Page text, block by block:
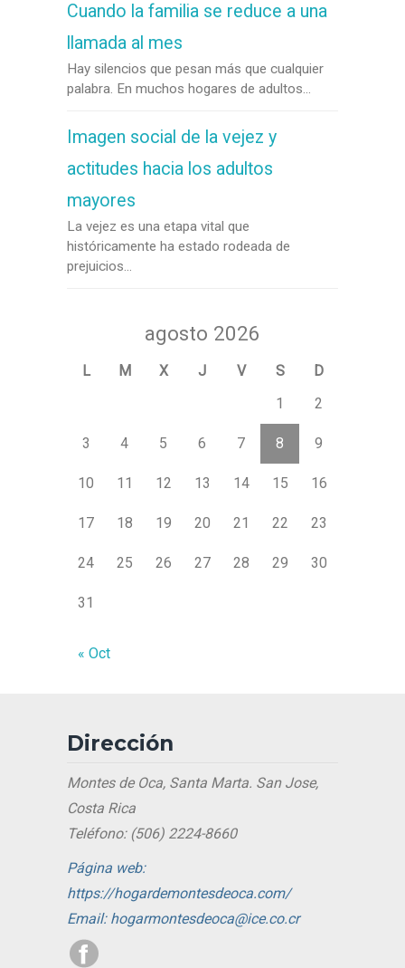
Cuando la familia se reduce a una
llamada al mes
Hay silencios que pesan más que cualquier
palabra. En muchos hogares de adultos...
Imagen social de la vejez y
actitudes hacia los adultos
mayores
La vejez es una etapa vital que
históricamente ha estado rodeada de
prejuicios...
agosto 2026
L M X J V S
D
1
2
3 4 5 6 7 8 9
10 11 12 13 14 15 16
17 18 19 20 21 22 23
24 25 26 27 28 29 30
31
« Oct
Dirección
Montes de Oca, Santa Marta. San Jose,
Costa Rica
Teléfono: (506) 2224-8660
Página web:
https://hogardemontesdeoca.com/
Email: hogarmontesdeoca@ice.co.cr